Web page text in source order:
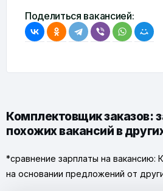
Поделиться вакансией:
Комплектовщик заказов:
похожих вакансий в
*сравнение зарплаты на вакансию:
на основании предложений от